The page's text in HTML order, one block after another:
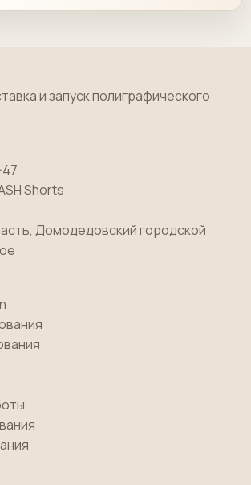
и запуск полиграфического
Shorts
Домодедовский городской